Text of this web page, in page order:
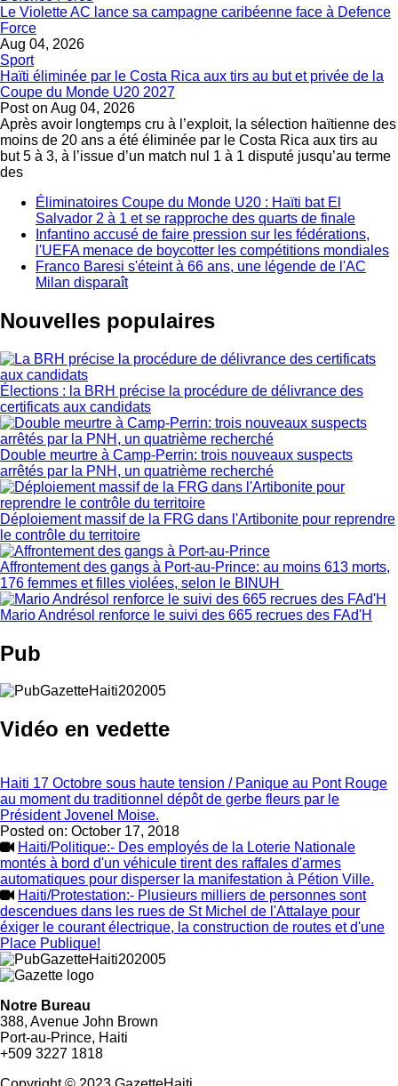
Le Violette AC lance sa campagne caribéenne face à Defence
Force
Aug 04, 2026
Sport
Haïti éliminée par le Costa Rica aux tirs au but et privée de la
Coupe du Monde U20 2027
Post on Aug 04, 2026
Après avoir longtemps cru à l’exploit, la sélection haïtienne des
moins de 20 ans a été éliminée par le Costa Rica aux tirs au
but 5 à 3, à l’issue d’un match nul 1 à 1 disputé jusqu’au terme
des
Éliminatoires Coupe du Monde U20 : Haïti bat El
Salvador 2 à 1 et se rapproche des quarts de finale
Infantino accusé de faire pression sur les fédérations,
l'UEFA menace de boycotter les compétitions mondiales
Franco Baresi s'éteint à 66 ans, une légende de l'AC
Milan disparaît
Nouvelles populaires
Élections : la BRH précise la procédure de délivrance des
certificats aux candidats
Double meurtre à Camp-Perrin: trois nouveaux suspects
arrêtés par la PNH, un quatrième recherché
Déploiement massif de la FRG dans l'Artibonite pour reprendre
le contrôle du territoire
Affrontement des gangs à Port-au-Prince: au moins 613 morts,
176 femmes et filles violées, selon le BINUH
Mario Andrésol renforce le suivi des 665 recrues des FAd'H
Pub
Vidéo en vedette
Haiti 17 Octobre sous haute tension / Panique au Pont Rouge
au moment du traditionnel dépôt de gerbe fleurs par le
Président Jovenel Moise.
Posted on: October 17, 2018
Haiti/Politique:- Des employés de la Loterie Nationale
montés à bord d'un véhicule tirent des raffales d'armes
automatiques pour disperser la manifestation à Pétion Ville.
Haiti/Protestation:- Plusieurs milliers de personnes sont
descendues dans les rues de St Michel de l'Attalaye pour
éxiger le courant électrique, la construction de routes et d'une
Place Publique!
Notre Bureau
388, Avenue John Brown
Port-au-Prince, Haiti
+509 3227 1818